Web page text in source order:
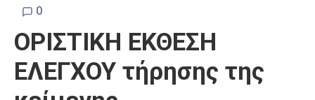
Ψηφιακές
Επικοινωνία
0
ΟΡΙΣΤΙΚΗ ΕΚΘΕΣΗ
ΕΛΕΓΧΟΥ τήρησης της